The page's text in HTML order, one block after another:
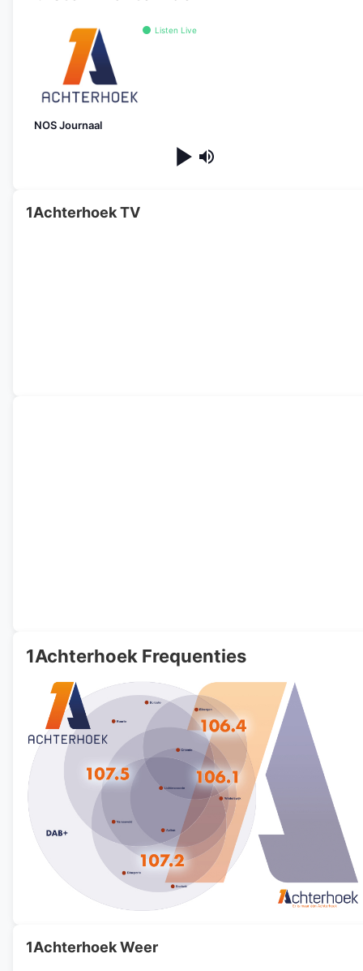
Listen Live
NOS Journaal
1Achterhoek TV
1Achterhoek Frequenties
1Achterhoek Weer